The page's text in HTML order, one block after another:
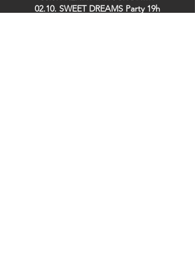
02.10. SWEET DREAMS Party 19h